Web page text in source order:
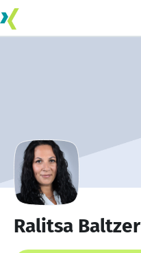
Ralitsa Baltzer